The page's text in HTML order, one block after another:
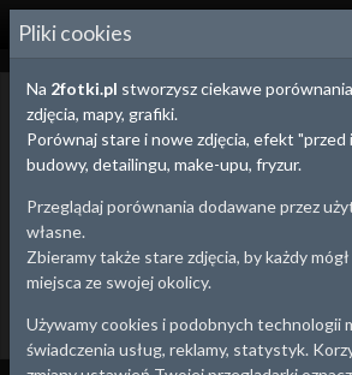
2FOTKI.PL
Bełżyce,Lubelskie- porównania
Porównania zdjęć, map i fotografii lotniczych
zachodzące na przestrzeni czasu.
Możesz na spacerze uchwycić ujęcie z tej
fotograf 100 lat temu lub w ciekawy
budowy, remontu, detailingu, a nawet pracy
prywatne porównanie.
Utwórz porównanie Dodaj stare zdjęcie
Powrót
Pliki cookies
Na 2fotki.pl stworzysz ciekawe
zdjęcia, mapy, grafiki.
Porównaj stare i nowe zdjęcia, efekt "przed
budowy, detailingu, make-upu, fryzur.
Przeglądaj porównania dodawane przez
własne.
Zbieramy także stare zdjęcia, by każdy
miejsca ze swojej okolicy.
Używamy cookies i podobnych technologii
świadczenia usług, reklamy, statystyk.